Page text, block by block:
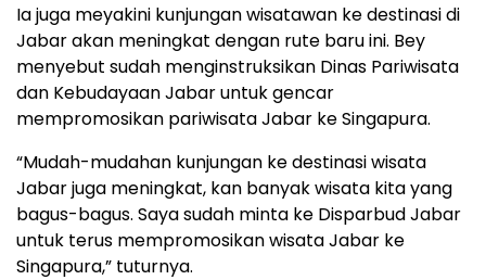
Ia juga meyakini kunjungan wisatawan ke destinasi di
Jabar akan meningkat dengan rute baru ini. Bey
menyebut sudah menginstruksikan Dinas Pariwisata
dan Kebudayaan Jabar untuk gencar
mempromosikan pariwisata Jabar ke Singapura.
“Mudah-mudahan kunjungan ke destinasi wisata
Jabar juga meningkat, kan banyak wisata kita yang
bagus-bagus. Saya sudah minta ke Disparbud Jabar
untuk terus mempromosikan wisata Jabar ke
Singapura,” tuturnya.